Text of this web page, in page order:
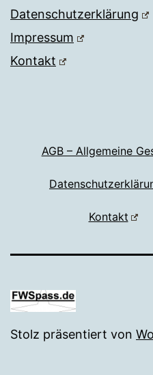
Datenschutzerklärung
Impressum
Kontakt
AGB – Allgemeine
Kontakt
Stolz präsentiert von